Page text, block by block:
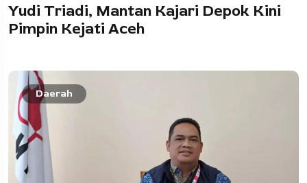
Yudi Triadi, Mantan Kajari Depok Kini
Pimpin Kejati Aceh
Daerah